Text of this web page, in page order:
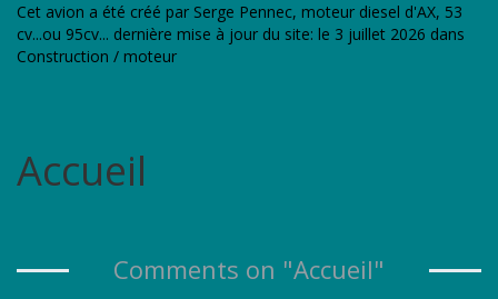
Cet avion a été créé par Serge Pennec, moteur diesel d'AX, 53
cv...ou 95cv... dernière mise à jour du site: le 3 juillet 2026 dans
Construction / moteur
Accueil
Comments on "Accueil"